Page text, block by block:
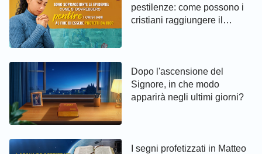
pestilenze: come possono i
cristiani raggiungere il
Dopo l'ascensione del
Signore, in che modo
apparirà negli ultimi giorni?
I segni profetizzati in Matteo